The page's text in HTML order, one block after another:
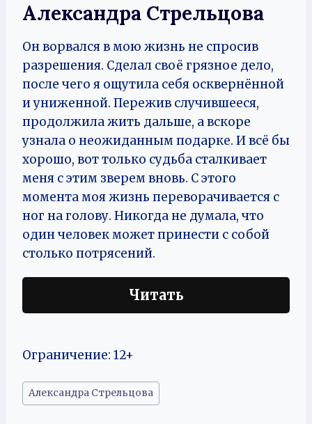
Александра Стрельцова
Он ворвался в мою жизнь не спросив
разрешения. Сделал своё грязное дело,
после чего я ощутила себя осквернённой
и униженной. Пережив случившееся,
продолжила жить дальше, а вскоре
узнала о неожиданным подарке. И всё бы
хорошо, вот только судьба сталкивает
меня с этим зверем вновь. С этого
момента моя жизнь переворачивается с
ног на голову. Никогда не думала, что
один человек может принести с собой
столько потрясений.
Читать
Ограничение: 12+
Метки
записи:
Александра Стрельцова